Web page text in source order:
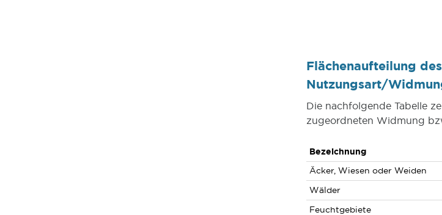
Flächenaufteilung
Nutzungsart/
Die nachfolgende Tabelle
zugeordneten Widmung
Bezeichnung
Äcker, Wiesen oder Weiden
Wälder
Feuchtgebiete